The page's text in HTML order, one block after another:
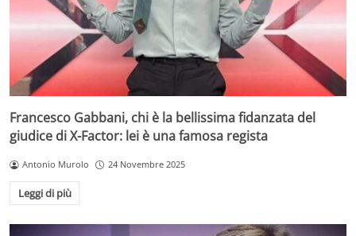
Francesco Gabbani, chi è la bellissima fidanzata del
giudice di X-Factor: lei è una famosa regista
Antonio Murolo 24 Novembre 2025
Leggi di più